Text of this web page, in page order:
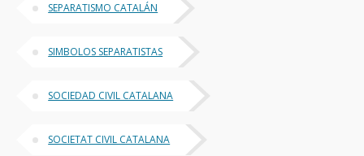
SEPARATISMO CATALÁN
SIMBOLOS SEPARATISTAS
SOCIEDAD CIVIL CATALANA
SOCIETAT CIVIL CATALANA